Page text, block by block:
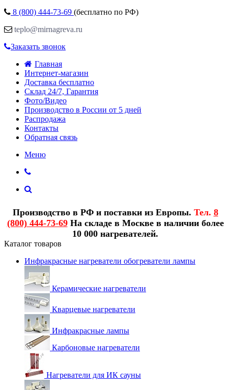
8 (800) 444-73-69 (бесплатно по РФ)
teplo@mirnagreva.ru
Заказать звонок
Главная
Интернет-магазин
Доставка бесплатно
Склад 24/7, Гарантия
Фото/Видео
Производство в России от 5 дней
Распродажа
Контакты
Обратная связь
Меню
Производство в РФ и поставки из Европы. Тел. 8
(800) 444-73-69На складе в Москве в наличии более
10 000 нагревателей.
Каталог товаров
Инфракрасные нагреватели обогреватели лампы
Керамические нагреватели
Кварцевые нагреватели
Инфракрасные лампы
Карбоновые нагреватели
Нагреватели для ИК сауны